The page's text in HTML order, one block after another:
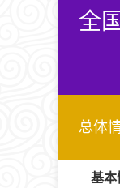
全
总体
基本